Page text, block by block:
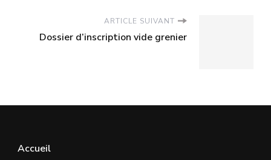
ARTICLE SUIVANT
Dossier d’inscription vide grenier
Accueil